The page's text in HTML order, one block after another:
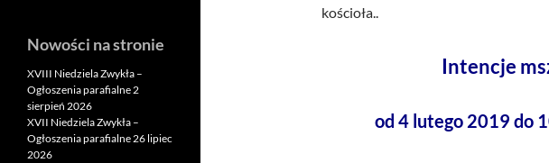
kościoła..
Intencje
od 4 lutego 2019 do
Nowości na stronie
XVIII Niedziela Zwykła –
Ogłoszenia parafialne 2
sierpień 2026
XVII Niedziela Zwykła –
Ogłoszenia parafialne 26 lipiec
2026